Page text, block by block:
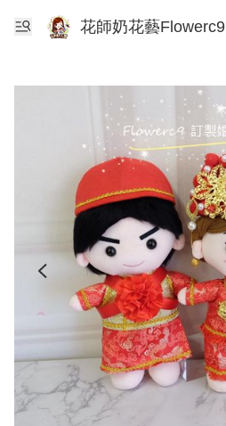
花師奶花藝Flowerc9